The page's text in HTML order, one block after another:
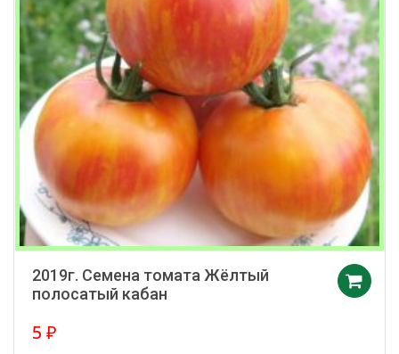
2019г. Семена томата Жёлтый
полосатый кабан
5 ₽